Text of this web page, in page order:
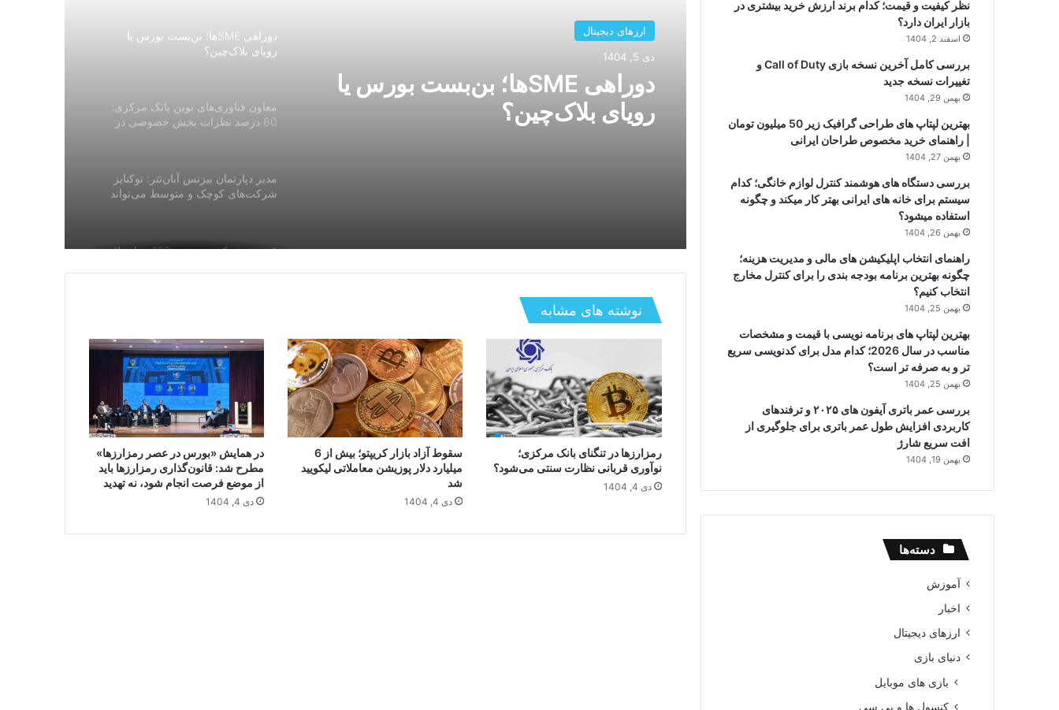
ارزهای دیجیتال
دی 5, 1404
دوراهی SMEها؛ بن‌بست بورس یا
رویای بلاک‌چین؟
دوراهی SMEها؛ بن‌بست بورس یا
رویای بلاک‌چین؟
معاون فناوری‌های نوین بانک مرکزی:
80 درصد نظرات بخش خصوصی در
مدیر دپارتمان بیزنس آبان‌تتر: توکنایز
شرکت‌های کوچک و متوسط می‌تواند
قیمت بیت کوین به زیر 100 هزار دلار
جنگ فناوری فردا می‌رود
آمریکا بزرگ‌ترین تولیدکننده ماینرهای
بیت‌کوین جهان را زیر ذره‌بین قرار داد
بازار کریپتو در سراشیبی، بررسی
دلایل ریزش اخیر قیمت بیت‌کوین
ترامپ بنیان‌گذار بایننس، «چانگ‌پنگ
نوشته های مشابه
رمزارزها در تنگنای بانک مرکزی؛
نوآوری قربانی نظارت سنتی می‌شود؟
دی 4, 1404
سقوط آزاد بازار کریپتو؛ بیش از 6
میلیارد دلار پوزیشن معاملاتی لیکویید
شد
دی 4, 1404
در همایش «بورس در عصر رمزارزها»
مطرح شد: قانون‌گذاری رمزارزها باید
از موضع فرصت انجام شود، نه تهدید
دی 4, 1404
نظر کیفیت و قیمت؛ کدام برند ارزش خرید بیشتری در
بازار ایران دارد؟
اسفند 2, 1404
بررسی کامل آخرین نسخه بازی Call of Duty و
تغییرات نسخه جدید
بهمن 29, 1404
بهترین لپتاپ های طراحی گرافیک زیر 50 میلیون تومان
| راهنمای خرید مخصوص طراحان ایرانی
بهمن 27, 1404
بررسی دستگاه های هوشمند کنترل لوازم خانگی؛ کدام
سیستم برای خانه های ایرانی بهتر کار میکند و چگونه
استفاده میشود؟
بهمن 26, 1404
راهنمای انتخاب اپلیکیشن های مالی و مدیریت هزینه؛
چگونه بهترین برنامه بودجه بندی را برای کنترل مخارج
انتخاب کنیم؟
بهمن 25, 1404
بهترین لپتاپ های برنامه نویسی با قیمت و مشخصات
مناسب در سال 2026؛ کدام مدل برای کدنویسی سریع
تر و به صرفه تر است؟
بهمن 25, 1404
بررسی عمر باتری آیفون های ۲۰۲۵ و ترفندهای
کاربردی افزایش طول عمر باتری برای جلوگیری از
افت سریع شارژ
بهمن 19, 1404
دسته‌ها
آموزش
اخبار
ارزهای دیجیتال
دنیای بازی
بازی های موبایل
کنسول ها و پی سی